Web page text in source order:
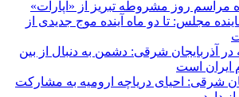
مراسم روز مشروطه تبریز از «آپارات»
مجلس: تا دو ماه آینده موج جدیدی از
در آذربایجان شرقی: دشمن به دنبال از بین
ایران است
شرقی: احیای دریاچه ارومیه به مشارکت